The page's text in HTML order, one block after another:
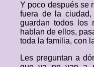
Y poco después se
fuera de la
guardan todos los
hablan de ellos,
toda la familia, con
Les preguntan a